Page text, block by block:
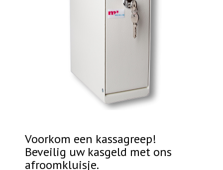
Voorkom een kassagreep!
Beveilig uw kasgeld met ons
afroomkluisje.